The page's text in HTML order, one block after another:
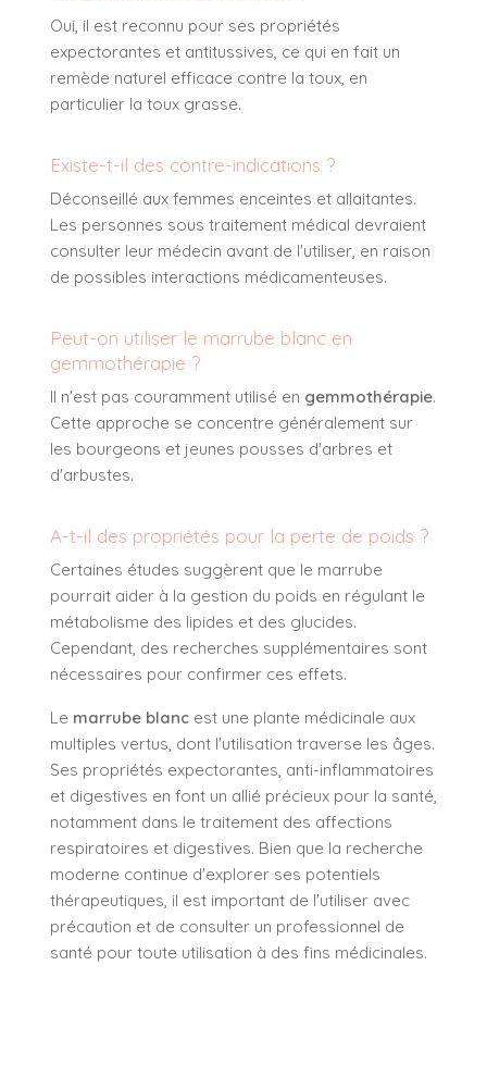
Oui, il est reconnu pour ses propriétés
expectorantes et antitussives, ce qui en fait un
remède naturel efficace contre la toux, en
particulier la toux grasse.
Existe-t-il des contre-indications ?
Déconseillé aux femmes enceintes et allaitantes.
Les personnes sous traitement médical devraient
consulter leur médecin avant de l'utiliser, en raison
de possibles interactions médicamenteuses.
Peut-on utiliser le marrube blanc en
gemmothérapie ?
Il n'est pas couramment utilisé en gemmothérapie.
Cette approche se concentre généralement sur
les bourgeons et jeunes pousses d'arbres et
d'arbustes.
A-t-il des propriétés pour la perte de poids ?
Certaines études suggèrent que le marrube
pourrait aider à la gestion du poids en régulant le
métabolisme des lipides et des glucides.
Cependant, des recherches supplémentaires sont
nécessaires pour confirmer ces effets.
Le marrube blanc est une plante médicinale aux
multiples vertus, dont l'utilisation traverse les âges.
Ses propriétés expectorantes, anti-inflammatoires
et digestives en font un allié précieux pour la santé,
notamment dans le traitement des affections
respiratoires et digestives. Bien que la recherche
moderne continue d'explorer ses potentiels
thérapeutiques, il est important de l'utiliser avec
précaution et de consulter un professionnel de
santé pour toute utilisation à des fins médicinales.